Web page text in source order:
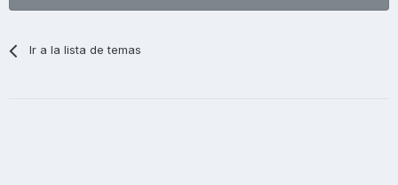
Ir a la lista de temas